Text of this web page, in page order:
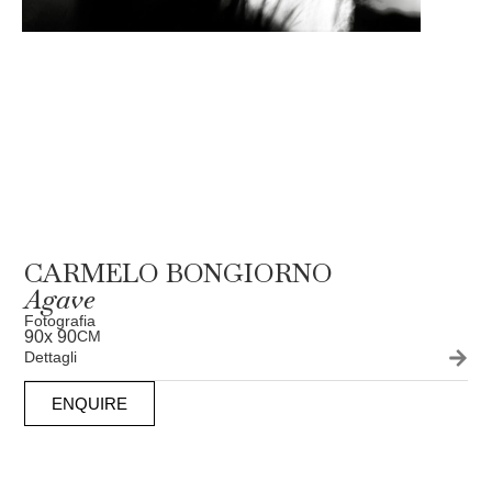
CARMELO BONGIORNO
Agave
Fotografia
90x 90CM
Dettagli
ENQUIRE